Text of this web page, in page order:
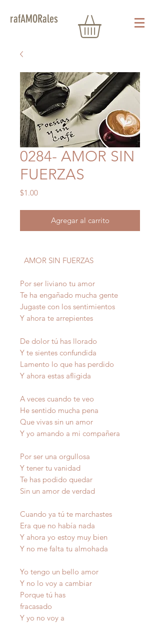
rafAMORales
0284- AMOR SIN
FUERZAS
$1.00Precio
Agregar al carrito
AMOR SIN FUERZAS
Por ser liviano tu amor
Te ha engañado mucha gente
Jugaste con los sentimientos
Y ahora te arrepientes
De dolor tú has llorado
Y te sientes confundida
Lamento lo que has perdido
Y ahora estas afligida
A veces cuando te veo
He sentido mucha pena
Que vivas sin un amor
Y yo amando a mi compañera
Por ser una orgullosa
Y tener tu vanidad
Te has podido quedar
Sin un amor de verdad
Cuando ya tú te marchastes
Era que no había nada
Y ahora yo estoy muy bien
Y no me falta tu almohada
Yo tengo un bello amor
Y no lo voy a cambiar
Porque tú has
fracasado
Y yo no voy a